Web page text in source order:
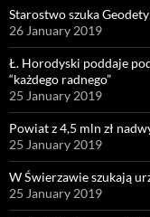
Starostwo szuka
26 January 2019
Ł. Horodyski poddaje
“każdego radnego”
25 January 2019
Powiat z 4,5 mln zł
25 January 2019
W Świerzawie szukają
25 January 2019